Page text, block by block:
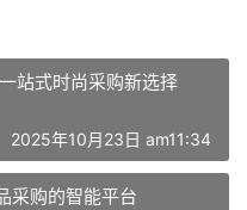
站式时尚采购新选择
2025年10月23日 am11:34
采购的智能平台